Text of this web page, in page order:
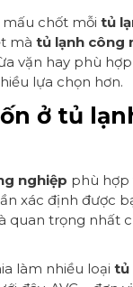
chốt mỗi tủ
mà tủ lạnh công
vặn hay phù
lựa chọn hơn.
ở tủ
nghiệp phù hợp
xác định được
quan trọng nhất
làm nhiều loại tủ